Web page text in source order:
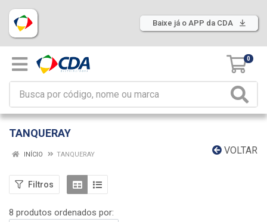
Baixe já o APP da CDA
0
TANQUERAY
VOLTAR
INÍCIO TANQUERAY
Filtros
8 produtos ordenados por: